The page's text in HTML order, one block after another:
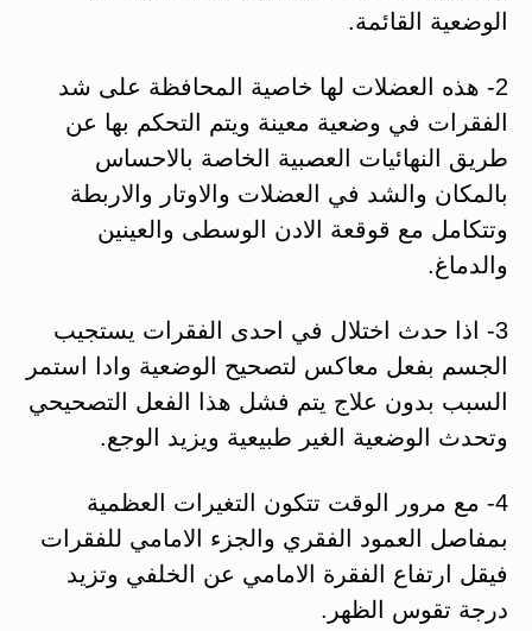
الوضعية القائمة.
2- هذه العضلات لها خاصية المحافظة على شد
الفقرات في وضعية معينة ويتم التحكم بها عن
طريق النهائيات العصبية الخاصة بالاحساس
بالمكان والشد في العضلات والاوتار والاربطة
وتتكامل مع قوقعة الادن الوسطى والعينين
والدماغ.
3- اذا حدث اختلال في احدى الفقرات يستجيب
الجسم بفعل معاكس لتصحيح الوضعية وادا استمر
السبب بدون علاج يتم فشل هذا الفعل التصحيحي
وتحدث الوضعية الغير طبيعية ويزيد الوجع.
4- مع مرور الوقت تتكون التغيرات العظمية
بمفاصل العمود الفقري والجزء الامامي للفقرات
فيقل ارتفاع الفقرة الامامي عن الخلفي وتزيد
درجة تقوس الظهر.